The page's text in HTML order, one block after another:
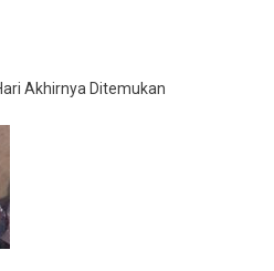
Akhirnya Ditemukan